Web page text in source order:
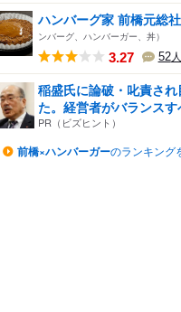
ハンバーグ家 前橋元総
ンバーグ、ハンバーガー、丼）
3.27 52人
稲盛氏に論破・叱責さ
た。経営者がバランス
つ...
PR（ビズヒント）
前橋×ハンバーガーのランキング